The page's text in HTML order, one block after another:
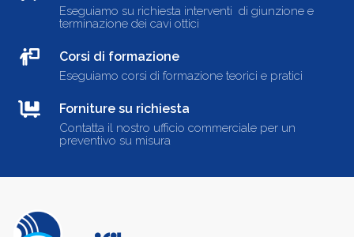
Eseguiamo su richiesta interventi di giunzione e
terminazione dei cavi ottici
Corsi di formazione
Eseguiamo corsi di formazione teorici e pratici
Forniture su richiesta
Contatta il nostro ufficio commerciale per un
preventivo su misura